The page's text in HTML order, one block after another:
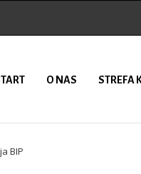
O NAS STREFA
BIP